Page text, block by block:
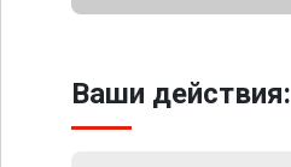
Ваши действия: